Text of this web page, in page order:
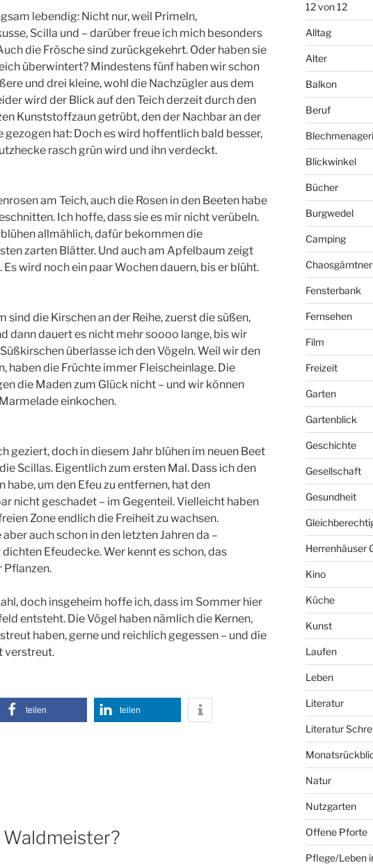
lebendig: Nicht nur, weil Primeln,
Scilla und – darüber freue ich mich besonders
die Frösche sind zurückgekehrt. Oder haben sie
überwintert? Mindestens fünf haben wir schon
und drei kleine, wohl die Nachzügler aus dem
wird der Blick auf den Teich derzeit durch den
Kunststoffzaun getrübt, den der Nachbar an der
gezogen hat: Doch es wird hoffentlich bald besser,
rasch grün wird und ihn verdeckt.
am Teich, auch die Rosen in den Beeten habe
Ich hoffe, dass sie es mir nicht verübeln.
allmählich, dafür bekommen die
zarten Blätter. Und auch am Apfelbaum zeigt
Es wird noch ein paar Wochen dauern, bis er blüht.
sind die Kirschen an der Reihe, zuerst die süßen,
dann dauert es nicht mehr soooo lange, bis wir
überlasse ich den Vögeln. Weil wir den
haben die Früchte immer Fleischeinlage. Die
die Maden zum Glück nicht – und wir können
einkochen.
geziert, doch in diesem Jahr blühen im neuen Beet
Scillas. Eigentlich zum ersten Mal. Dass ich den
habe, um den Efeu zu entfernen, hat den
nicht geschadet – im Gegenteil. Vielleicht haben
Zone endlich die Freiheit zu wachsen.
auch schon in den letzten Jahren da –
Efeudecke. Wer kennt es schon, das
Pflanzen.
doch insgeheim hoffe ich, dass im Sommer hier
entsteht. Die Vögel haben nämlich die Kernen,
haben, gerne und reichlich gegessen – und die
verstreut.
teilen teilen
12 von 12
Alltag
Alter
Balkon
Beruf
Blickwinkel
Bücher
Burgwedel
Camping
Fensterbank
Fernsehen
Film
Freizeit
Garten
Gartenblick
Geschichte
Gesellschaft
Gesundheit
Herrenhäuser
Kino
Küche
Kunst
Laufen
Leben
Literatur
Literatur
Natur
Nutzgarten
Offene Pforte
Pflege/Leben